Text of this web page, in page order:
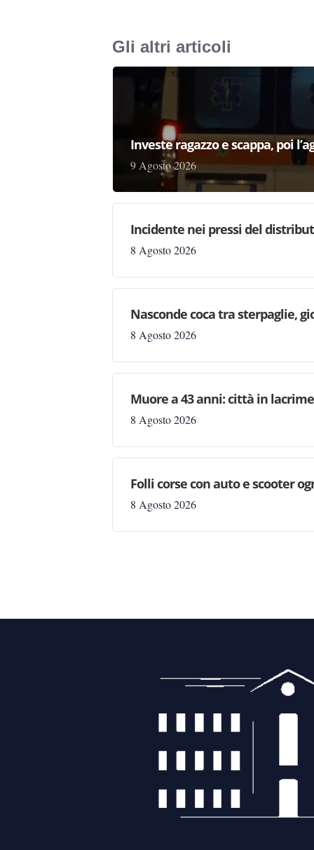
Gli altri articoli
Investe ragazzo e scappa, poi
9 Agosto 2026
Incidente nei pressi del
8 Agosto 2026
Nasconde coca tra sterpaglie,
8 Agosto 2026
Muore a 43 anni: città in
8 Agosto 2026
Folli corse con auto e scooter
8 Agosto 2026